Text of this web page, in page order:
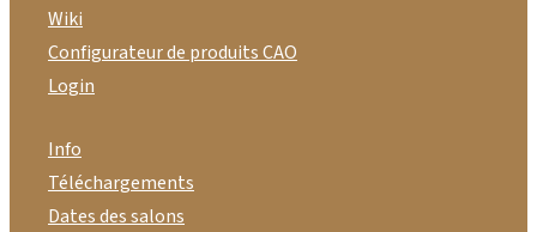
Wiki
Configurateur de produits CAO
Login
Info
Téléchargements
Dates des salons